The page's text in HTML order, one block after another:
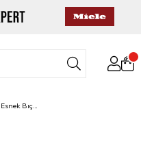
Oxo GG Esnek Bıçaklı Soyacak Siyah